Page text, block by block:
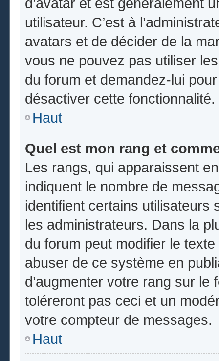
utilisateur. C’est à
avatars et de décider de la
vous ne pouvez pas utiliser
du forum et demandez-lui
désactiver cette fonctionnalité.
Haut
Quel est mon rang et
Les rangs, qui apparaissent
indiquent le nombre de
identifient certains utilisateurs
les administrateurs. Dans la
du forum peut modifier le
abuser de ce système en
d’augmenter votre rang sur
toléreront pas ceci et un
votre compteur de messages.
Haut